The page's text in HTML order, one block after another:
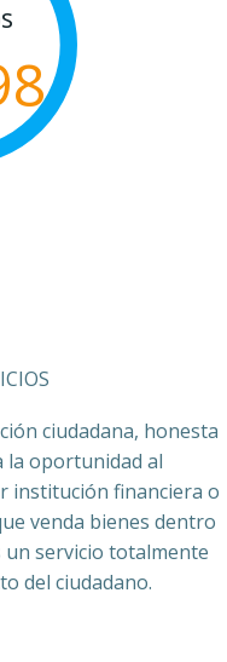
ciudadana, honesta
la oportunidad al
institución financiera o
venda bienes dentro
un servicio totalmente
del ciudadano.